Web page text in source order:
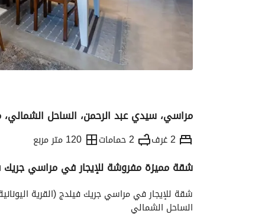
مراسي، سيدي عبد الرحمن، الساحل
2 غرف 2 حمامات 120 متر مربع
الاتجاهات والمؤشرات الموقع
شقة مميزة مفروشة للإيجار في مراسي جريك
شقة للإيجار في مراسي جريك فيلدج (القرية
الساحل الشمالي